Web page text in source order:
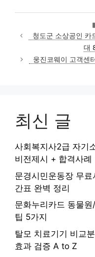
청도군 소상공인 카
대
웅진코웨이 고객센
최신 글
사회복지사2급 자기
비전제시 + 합격사례
문경시민운동장 무
간표 완벽 정리
문화누리카드 동물
팁 5가지
탈모 치료기기 비교
효과 검증 A to Z